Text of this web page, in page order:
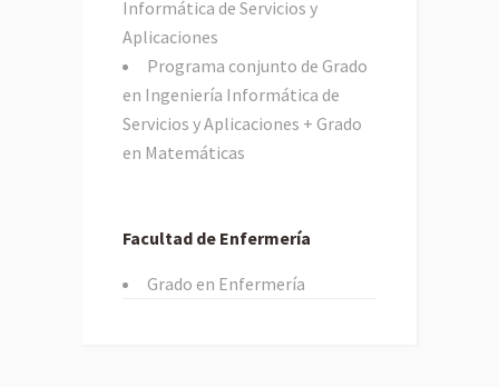
Informática de Servicios y
Aplicaciones
Programa conjunto de Grado
en Ingeniería Informática de
Servicios y Aplicaciones + Grado
en Matemáticas
Facultad de Enfermería
Grado en Enfermería